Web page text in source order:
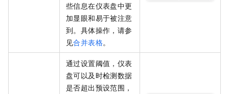
些信息在仪表盘中更
加显眼和易于被注意
到。具体操作，请参
见合并表格。
通过设置阈值，仪表
盘可以及时检测数据
是否超出预设范围，